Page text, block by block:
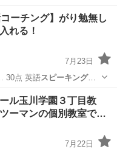
ーチング】がり勉無し
れる！
7月23日
30点 英語スピーキングテ
ル玉川学園３丁目教
ーマンの個別教室で
7月22日